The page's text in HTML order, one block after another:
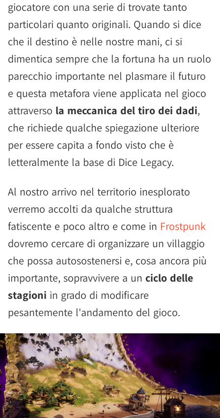
giocatore con una serie di trovate tanto
particolari quanto originali. Quando si dice
che il destino è nelle nostre mani, ci si
dimentica sempre che la fortuna ha un ruolo
parecchio importante nel plasmare il futuro
e questa metafora viene applicata nel gioco
attraverso la meccanica del tiro dei dadi,
che richiede qualche spiegazione ulteriore
per essere capita a fondo visto che è
letteralmente la base di Dice Legacy.
Al nostro arrivo nel territorio inesplorato
verremo accolti da qualche struttura
fatiscente e poco altro e come in Frostpunk
dovremo cercare di organizzare un villaggio
che possa autosostenersi e, cosa ancora più
importante, sopravvivere a un ciclo delle
stagioni in grado di modificare
pesantemente l'andamento del gioco.